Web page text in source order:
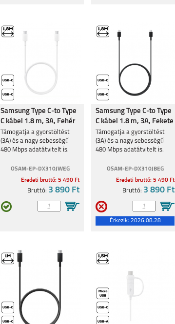
Samsung Type C-to Type
C kábel 1.8 m, 3A, Fehér
Támogatja a gyorstöltést
(3A) és a nagy sebességű
480 Mbps adatátvitelt is.
OSAM-EP-DX310JWEG
Eredeti bruttó: 5 490 Ft
Bruttó: 3 890 Ft
Samsung Type C-to Type
C kábel 1.8 m, 3A, Fekete
Támogatja a gyorstöltést
(3A) és a nagy sebességű
480 Mbps adatátvitelt is.
OSAM-EP-DX310JBEG
Eredeti bruttó: 5 490 Ft
Bruttó: 3 890 Ft
Érkezik: 2026.08.28